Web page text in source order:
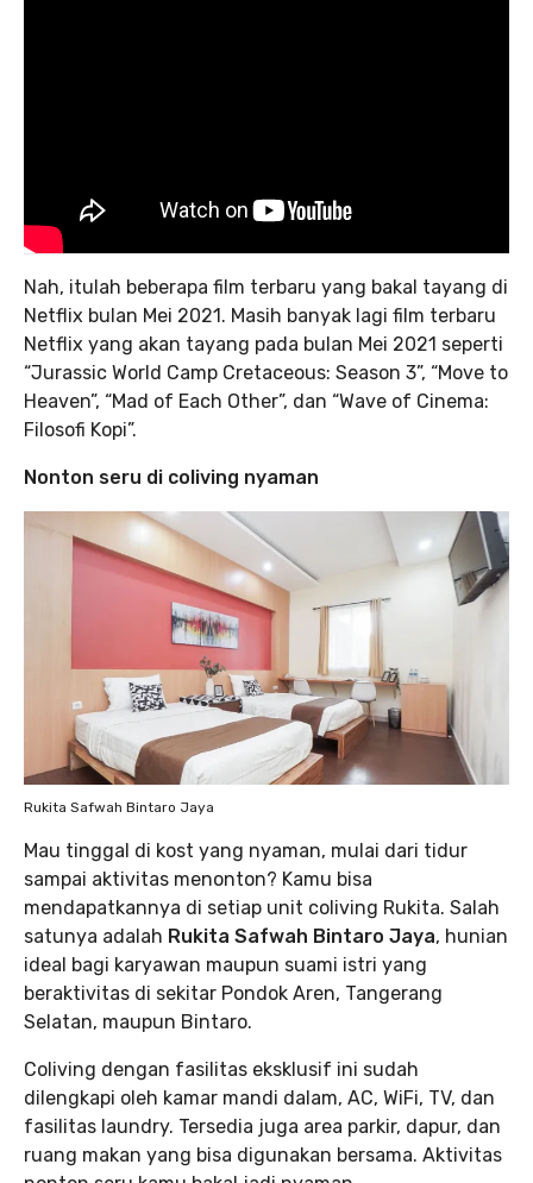
Nah, itulah beberapa film terbaru yang bakal tayang di
Netflix bulan Mei 2021. Masih banyak lagi film terbaru
Netflix yang akan tayang pada bulan Mei 2021 seperti
“Jurassic World Camp Cretaceous: Season 3”, “Move to
Heaven”, “Mad of Each Other”, dan “Wave of Cinema:
Filosofi Kopi”.
Nonton seru di coliving nyaman
Rukita Safwah Bintaro Jaya
Mau tinggal di kost yang nyaman, mulai dari tidur
sampai aktivitas menonton? Kamu bisa
mendapatkannya di setiap unit coliving Rukita. Salah
satunya adalah Rukita Safwah Bintaro Jaya, hunian
ideal bagi karyawan maupun suami istri yang
beraktivitas di sekitar Pondok Aren, Tangerang
Selatan, maupun Bintaro.
Coliving dengan fasilitas eksklusif ini sudah
dilengkapi oleh kamar mandi dalam, AC, WiFi, TV, dan
fasilitas laundry. Tersedia juga area parkir, dapur, dan
ruang makan yang bisa digunakan bersama. Aktivitas